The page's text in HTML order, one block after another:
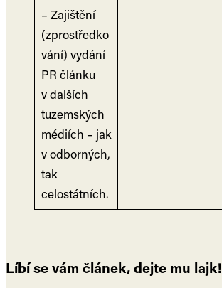
– Zajištění
(zprostředko
vání) vydání
PR článku
v dalších
tuzemských
médiích – jak
v odborných,
tak
celostátních.
Líbí se vám článek, dejte mu lajk!